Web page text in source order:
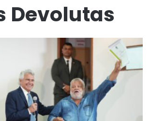
Devolutas